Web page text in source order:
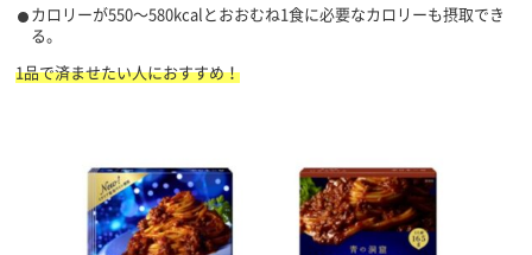
カロリーが550～580kcalとおおむね1食に必要なカロリーも摂取でき
る。
1品で済ませたい人におすすめ！